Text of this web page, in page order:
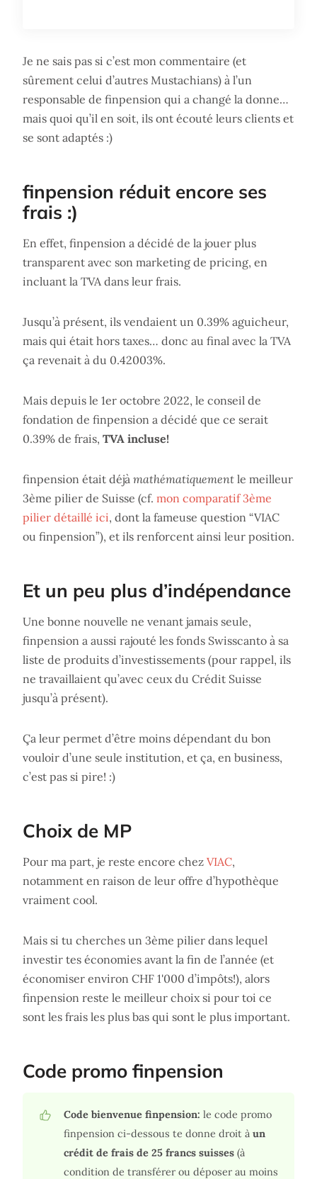
Je ne sais pas si c’est mon commentaire (et
sûrement celui d’autres Mustachians) à l’un
responsable de finpension qui a changé la donne…
mais quoi qu’il en soit, ils ont écouté leurs clients et
se sont adaptés :)
finpension réduit encore ses
frais :)
En effet, finpension a décidé de la jouer plus
transparent avec son marketing de pricing, en
incluant la TVA dans leur frais.
Jusqu’à présent, ils vendaient un 0.39% aguicheur,
mais qui était hors taxes… donc au final avec la TVA
ça revenait à du 0.42003%.
Mais depuis le 1er octobre 2022, le conseil de
fondation de finpension a décidé que ce serait
0.39% de frais, TVA incluse!
finpension était déjà mathématiquement le meilleur
3ème pilier de Suisse (cf. mon comparatif 3ème
pilier détaillé ici, dont la fameuse question “VIAC
ou finpension”), et ils renforcent ainsi leur position.
Et un peu plus d’indépendance
Une bonne nouvelle ne venant jamais seule,
finpension a aussi rajouté les fonds Swisscanto à sa
liste de produits d’investissements (pour rappel, ils
ne travaillaient qu’avec ceux du Crédit Suisse
jusqu’à présent).
Ça leur permet d’être moins dépendant du bon
vouloir d’une seule institution, et ça, en business,
c’est pas si pire! :)
Choix de MP
Pour ma part, je reste encore chez VIAC,
notamment en raison de leur offre d’hypothèque
vraiment cool.
Mais si tu cherches un 3ème pilier dans lequel
investir tes économies avant la fin de l’année (et
économiser environ CHF 1'000 d’impôts!), alors
finpension reste le meilleur choix si pour toi ce
sont les frais les plus bas qui sont le plus important.
Code promo finpension
Code bienvenue finpension: le code promo
finpension ci-dessous te donne droit à un
crédit de frais de 25 francs suisses(à
condition de transférer ou déposer au moins